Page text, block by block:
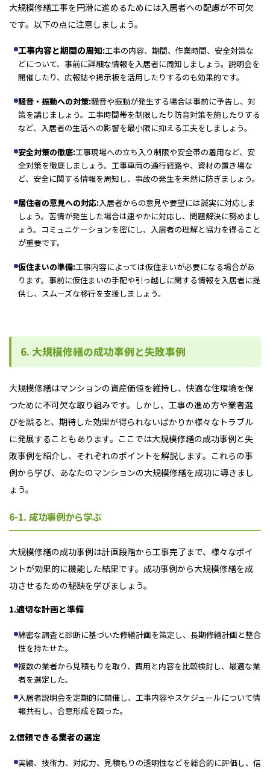
大規模修繕工事を円滑に進めるためには入居者への配慮が不可欠
です。以下の点に注意しましょう。
工事内容と期間の周知:工事の内容、期間、作業時間、安全対策な
どについて、事前に詳細な情報を入居者に周知しましょう。説明会を
開催したり、広報誌や掲示板を活用したりするのも効果的です。
騒音・振動への対策:騒音や振動が発生する場合は事前に予告し、対
策を講じましょう。工事時間帯を制限したり防音対策を施したりする
など、入居者の生活への影響を最小限に抑える工夫をしましょう。
安全対策の徹底:工事現場への立ち入り制限や安全帯の着用など、安
全対策を徹底しましょう。工事車両の通行経路や、資材の置き場な
ど、安全に関する情報を周知し、事故の発生を未然に防ぎましょう。
居住者の意見への対応:入居者からの意見や要望には誠実に対応しま
しょう。苦情が発生した場合は速やかに対応し、問題解決に努めまし
ょう。コミュニケーションを密にし、入居者の理解と協力を得ること
が重要です。
仮住まいの準備:工事内容によっては仮住まいが必要になる場合があ
ります。事前に仮住まいの手配や引っ越しに関する情報を入居者に提
供し、スムーズな移行を支援しましょう。
6. 大規模修繕の成功事例と失敗事例
大規模修繕はマンションの資産価値を維持し、快適な住環境を保
つために不可欠な取り組みです。しかし、工事の進め方や業者選
びを誤ると、期待した効果が得られないばかりか様々なトラブル
に発展することもあります。ここでは大規模修繕の成功事例と失
敗事例を紹介し、それぞれのポイントを解説します。これらの事
例から学び、あなたのマンションの大規模修繕を成功に導きまし
ょう。
6-1. 成功事例から学ぶ
大規模修繕の成功事例は計画段階から工事完了まで、様々なポイ
ントが効果的に機能した結果です。成功事例から大規模修繕を成
功させるための秘訣を学びましょう。
1.適切な計画と準備
綿密な調査と診断に基づいた修繕計画を策定し、長期修繕計画と整合
性を持たせた。
複数の業者から見積もりを取り、費用と内容を比較検討し、最適な業
者を選定した。
入居者説明会を定期的に開催し、工事内容やスケジュールについて情
報共有し、合意形成を図った。
2.信頼できる業者の選定
実績、技術力、対応力、見積もりの透明性などを総合的に評価し、信